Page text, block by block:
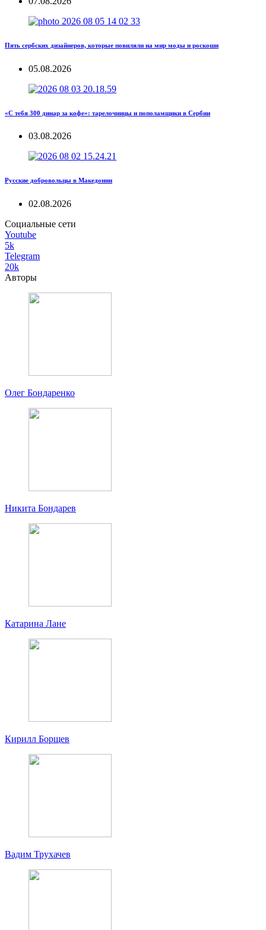
Пять сербских дизайнеров, которые повиляли на мир моды и роскоши
05.08.2026
«С тебя 300 динар за кофе»: тарелочницы и пополамщики в Сербии
03.08.2026
Русские добровольцы в Македонии
02.08.2026
Социальные сети
Youtube
5k
Telegram
20k
Авторы
Олег Бондаренко
Никита Бондарев
Катарина Лане
Кирилл Борщев
Вадим Трухачев